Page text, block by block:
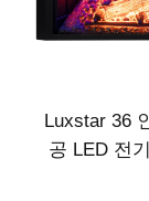
Luxstar 36
공 LED 전